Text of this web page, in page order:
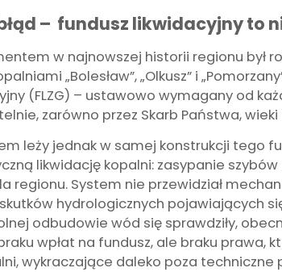
– fundusz likwidacyjny to
w najnowszej historii regionu był
„Bolesław”, „Olkusz” i
(FLZG) – ustawowo wymagany od
zarówno przez Skarb Państwa,
leży jednak w samej konstrukcji tego
likwidację kopalni: zasypanie
regionu. System nie przewidział
hydrologicznych pojawiających
odbudowie wód się sprawdziły,
wpłat na fundusz, ale braku prawa,
wykraczające daleko poza techniczne